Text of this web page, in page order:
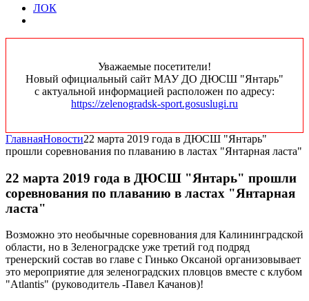
ЛОК
Уважаемые посетители!
Новый официальный сайт МАУ ДО ДЮСШ "Янтарь"
с актуальной информацией расположен по адресу:
https://zelenogradsk-sport.gosuslugi.ru
ГлавнаяНовости22 марта 2019 года в ДЮСШ "Янтарь"
прошли соревнования по плаванию в ластах "Янтарная ласта"
22 марта 2019 года в ДЮСШ "Янтарь" прошли
соревнования по плаванию в ластах "Янтарная
ласта"
Возможно это необычные соревнования для Калининградской
области, но в Зеленоградске уже третий год подряд
тренерский состав во главе с Гинько Оксаной организовывает
это мероприятие для зеленоградских пловцов вместе с клубом
"Atlantis" (руководитель -Павел Качанов)!